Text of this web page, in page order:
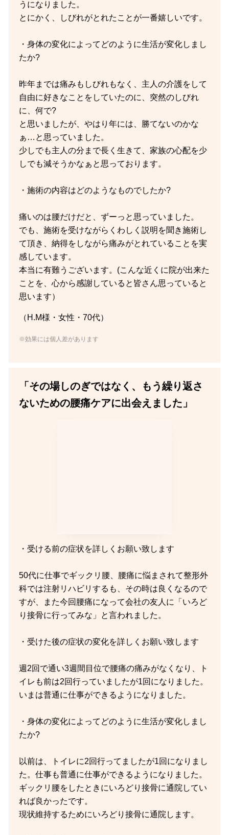
うになりました。
とにかく、しびれがとれたことが一番嬉しいです。
・身体の変化によってどのように生活が変化しまし
たか?
昨年までは痛みもしびれもなく、主人の介護をして
自由に好きなことをしていたのに、突然のしびれ
に、何で?
と思いましたが、やはり年には、勝てないのかな
ぁ…と思っていました。
少しでも主人の分まで長く生きて、家族の心配を少
しでも減そうかなぁと思っております。
・施術の内容はどのようなものでしたか?
痛いのは腰だけだと、ずーっと思っていました。
でも、施術を受けながらくわしく説明を聞き施術し
て頂き、納得をしながら痛みがとれていることを実
感しています。
本当に有難うございます。(こんな近くに院が出来た
ことを、心から感謝していると皆さん思っていると
思います）
（H.M様・女性・70代）
※効果には個人差があります
「その場しのぎではなく、もう繰り返さ
ないための腰痛ケアに出会えました」
・受ける前の症状を詳しくお願い致します
50代に仕事でギックリ腰、腰痛に悩まされて整形外
科では注射リハビリするも、その時は良くなるので
すが、また今回腰痛になって会社の友人に「いろど
り接骨に行ってみな」と言われました。
・受けた後の症状の変化を詳しくお願い致します
週2回で通い3週間目位で腰痛の痛みがなくなり、ト
イレも前は2回行っていましたが1回になりました。
いまは普通に仕事ができるようになりました。
・身体の変化によってどのように生活が変化しまし
たか?
以前は、トイレに2回行ってましたが1回になりまし
た。仕事も普通に仕事ができるようになりました。
ギックリ腰をしたときにいろどり接骨に通院してい
れば良かったです。
現状維持するためにいろどり接骨に通院します。